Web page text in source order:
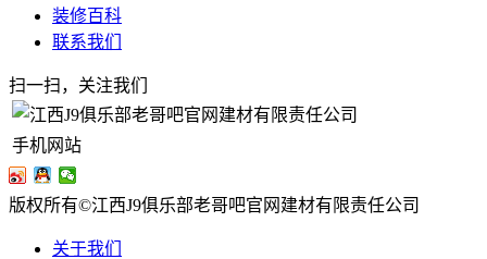
装修百科
联系我们
扫一扫，关注我们
手机网站
版权所有©江西J9俱乐部老哥吧官网建材有限责任公司
关于我们